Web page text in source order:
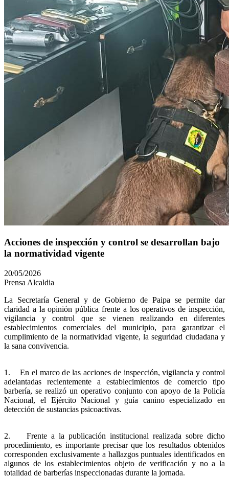
Acciones de inspección y control se desarrollan bajo
la normatividad vigente
20/05/2026
Prensa Alcaldia
​La Secretaría General y de Gobierno de Paipa se permite dar
claridad a la opinión pública frente a los operativos de inspección,
vigilancia y control que se vienen realizando en diferentes
establecimientos comerciales del municipio, para garantizar el
cumplimiento de la normatividad vigente, la seguridad ciudadana y
la sana convivencia.
1. En el marco de las acciones de inspección, vigilancia y control
adelantadas recientemente a establecimientos de comercio tipo
barbería, se realizó un operativo conjunto con apoyo de la Policía
Nacional, el Ejército Nacional y guía canino especializado en
detección de sustancias psicoactivas.
2. Frente a la publicación institucional realizada sobre dicho
procedimiento, es importante precisar que los resultados obtenidos
corresponden exclusivamente a hallazgos puntuales identificados en
algunos de los establecimientos objeto de verificación y no a la
totalidad de barberías inspeccionadas durante la jornada.